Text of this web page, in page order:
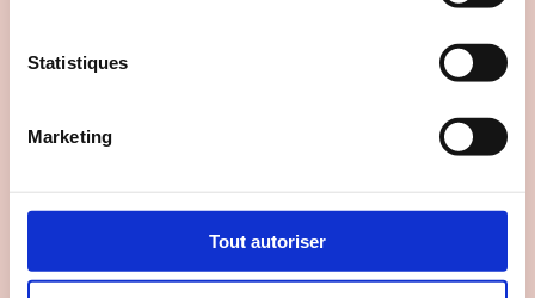
Statistiques
Marketing
Tout autoriser